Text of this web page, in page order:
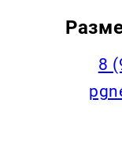
‭8